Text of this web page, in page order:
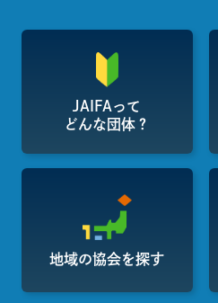
JAIFAって
どんな団体？
地域の協会を探す